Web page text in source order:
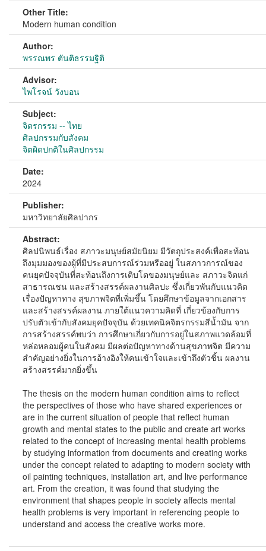
Other Title:
Modern human condition
Author:
พรรณพร ตันติธรรมฐิติ
Advisor:
ไพโรจน์ วังบอน
Subject:
จิตรกรรม -- ไทย
ศิลปกรรมกับสังคม
จิตผิดปกติในศิลปกรรม
Date:
2024
Publisher:
มหาวิทยาลัยศิลปากร
Abstract:
ศิลปนิพนธ์เรื่อง สภาวะมนุษย์สมัยนิยม มีวัตถุประสงค์เพื่อสะท้อน
ถึงมุมมองของผู้ที่มีประสบการณ์ร่วมหรืออยู่ ในสภาวการณ์ของ
คนยุคปัจจุบันที่สะท้อนถึงการเติบโตของมนุษย์และ สภาวะจิตแก่
สาธารณชน และสร้างสรรค์ผลงานศิลปะ ซึ่งเกี่ยวพันกับแนวคิด
เรื่องปัญหาทาง สุขภาพจิตที่เพิ่มขึ้น โดยศึกษาข้อมูลจากเอกสาร
และสร้างสรรค์ผลงาน ภายใต้แนวความคิดที่ เกี่ยวข้องกับการ
ปรับตัวเข้ากับสังคมยุคปัจจุบัน ด้วยเทคนิคจิตรกรรมสีน้ำมัน จาก
การสร้างสรรค์พบว่า การศึกษาเกี่ยวกับการอยู่ในสภาพแวดล้อมที่
หล่อหลอมผู้คนในสังคม มีผลต่อปัญหาทางด้านสุขภาพจิต มีความ
สำคัญอย่างยิ่งในการอ้างอิงให้คนเข้าใจและเข้าถึงตัวชิ้น ผลงาน
สร้างสรรค์มากยิ่งขึ้น
The thesis on the modern human condition aims to reflect
the perspectives of those who have shared experiences or
are in the current situation of people that reflect human
growth and mental states to the public and create art works
related to the concept of increasing mental health problems
by studying information from documents and creating works
under the concept related to adapting to modern society with
oil painting techniques, installation art, and live performance
art. From the creation, it was found that studying the
environment that shapes people in society affects mental
health problems is very important in referencing people to
understand and access the creative works more.